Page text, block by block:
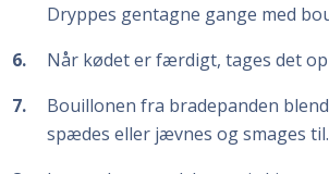
Dryppes gentagne gange med
6
Når kødet er færdigt, tages det
7
Bouillonen fra bradepanden
spædes eller jævnes og smages til.